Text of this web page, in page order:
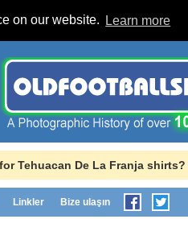
on our website. Learn more
Tehuacan De La Franja shirts?
Linkler Bize ulaşın